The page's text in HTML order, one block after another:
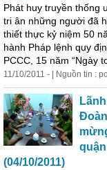
Phát huy truyền thống
tri ân những người đã
thiết thực kỷ niệm 50
hành Pháp lệnh quy
PCCC, 15 năm “Ngày
11/10/2011 - | Nguồn tin :
Lãnh
(04/10/2011)